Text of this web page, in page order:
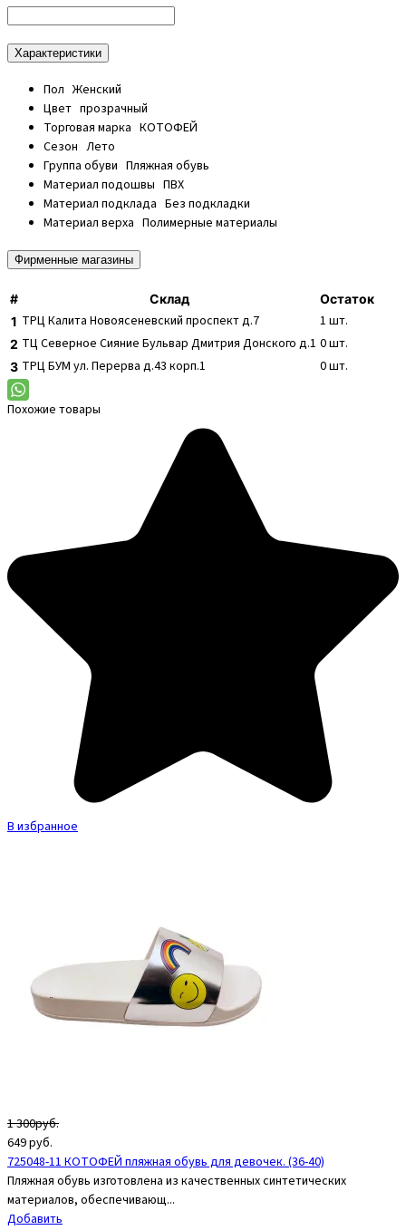
Характеристики
Пол Женский
Цвет прозрачный
Торговая марка КОТОФЕЙ
Сезон Лето
Группа обуви Пляжная обувь
Материал подошвы ПВХ
Материал подклада Без подкладки
Материал верха Полимерные материалы
Фирменные магазины
# Склад
Остаток
1 ТРЦ Калита Новоясеневский проспект д.7 1 шт.
2 ТЦ Северное Сияние Бульвар Дмитрия Донского д.1 0шт.
3 ТРЦ БУМ ул. Перерва д.43 корп.1 0шт.
Похожие товары
В избранное
1 300руб.
649руб.
725048-11 КОТОФЕЙ пляжная обувь для девочек. (36-40)
Пляжная обувь изготовлена из качественных синтетических
материалов, обеспечивающ...
Добавить